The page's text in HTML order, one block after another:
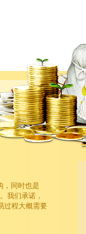
，同时也是
我们承诺，
过程大概需要